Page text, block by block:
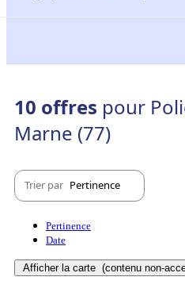
10 offres pour
Marne (77)
Trier par Pertinence
Pertinence
Date
Afficher la carte (contenu non-